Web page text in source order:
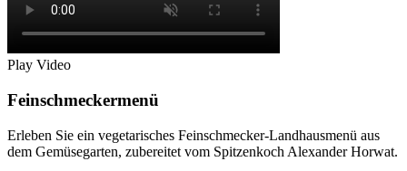
Play Video
Feinschmeckermenü
Erleben Sie ein vegetarisches Feinschmecker-Landhausmenü aus
dem Gemüsegarten, zubereitet vom Spitzenkoch Alexander Horwat.